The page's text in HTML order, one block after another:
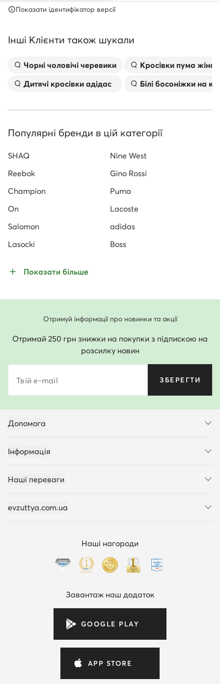
Показати ідентифікатор версії
Інші Клієнти також шукали
Чорні чоловічі черевики
Дитячі кросівки адідас
Kросівки пума
Білі босоніжки на
Популярні бренди в цій категорії
SHAQ
Nine West
Reebok
Gino Rossi
Champion
Puma
On
Lacoste
Salomon
adidas
Lasocki
Boss
Показати більше
Отримуй інформації про новинки та акції
Отримай 250 грн знижки на покупки з підпискою на
розсилку новин
Твій e-mail ЗБЕРЕГТИ
Допомога
Інформація
Наші переваги
evzuttya.com.ua
Наші нагороди
Завантаж наш додаток
GOOGLE PLAY
APP STORE